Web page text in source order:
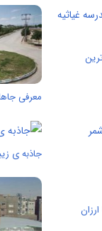
معرفی
جاذبه ی